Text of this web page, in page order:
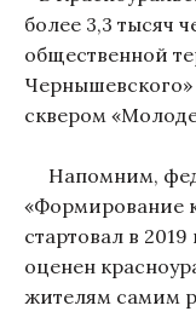
более 3,3 тысяч
общественной
Чернышевского»
сквером
Напомним,
«Формирование
стартовал в
оценен
жителям самим